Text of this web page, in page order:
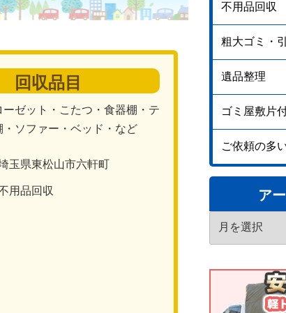
回収品目
ーゼット・こたつ・食器棚・テ
・ソファー・ベッド・など
玉県東松山市六軒町
用品回収
不用品回収
粗大ゴミ・
遺品整理
ゴミ屋敷片
ご依頼の多
ア